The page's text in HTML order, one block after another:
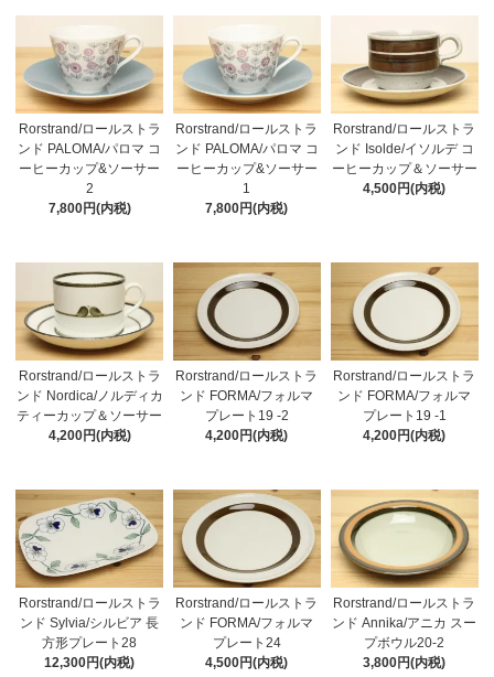
Rorstrand/ロールストラ
ンド PALOMA/パロマ コ
ーヒーカップ&ソーサー
2
7,800円(内税)
Rorstrand/ロールストラ
ンド PALOMA/パロマ コ
ーヒーカップ&ソーサー
1
7,800円(内税)
Rorstrand/ロールストラ
ンド Isolde/イソルデ コ
ーヒーカップ＆ソーサー
4,500円(内税)
Rorstrand/ロールストラ
ンド Nordica/ノルディカ
ティーカップ＆ソーサー
4,200円(内税)
Rorstrand/ロールストラ
ンド FORMA/フォルマ
プレート19 -2
4,200円(内税)
Rorstrand/ロールストラ
ンド FORMA/フォルマ
プレート19 -1
4,200円(内税)
Rorstrand/ロールストラ
ンド Sylvia/シルビア 長
方形プレート28
12,300円(内税)
Rorstrand/ロールストラ
ンド FORMA/フォルマ
プレート24
4,500円(内税)
Rorstrand/ロールストラ
ンド Annika/アニカ スー
プボウル20-2
3,800円(内税)